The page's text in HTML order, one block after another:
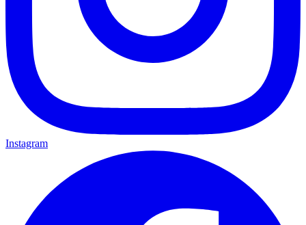
Instagram